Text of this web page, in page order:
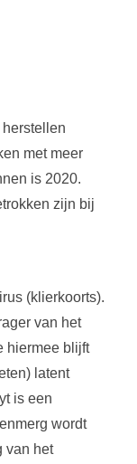
met meer
is 2020.
zijn bij
(klierkoorts).
van het
hiermee blijft
latent
is een
wordt
van het